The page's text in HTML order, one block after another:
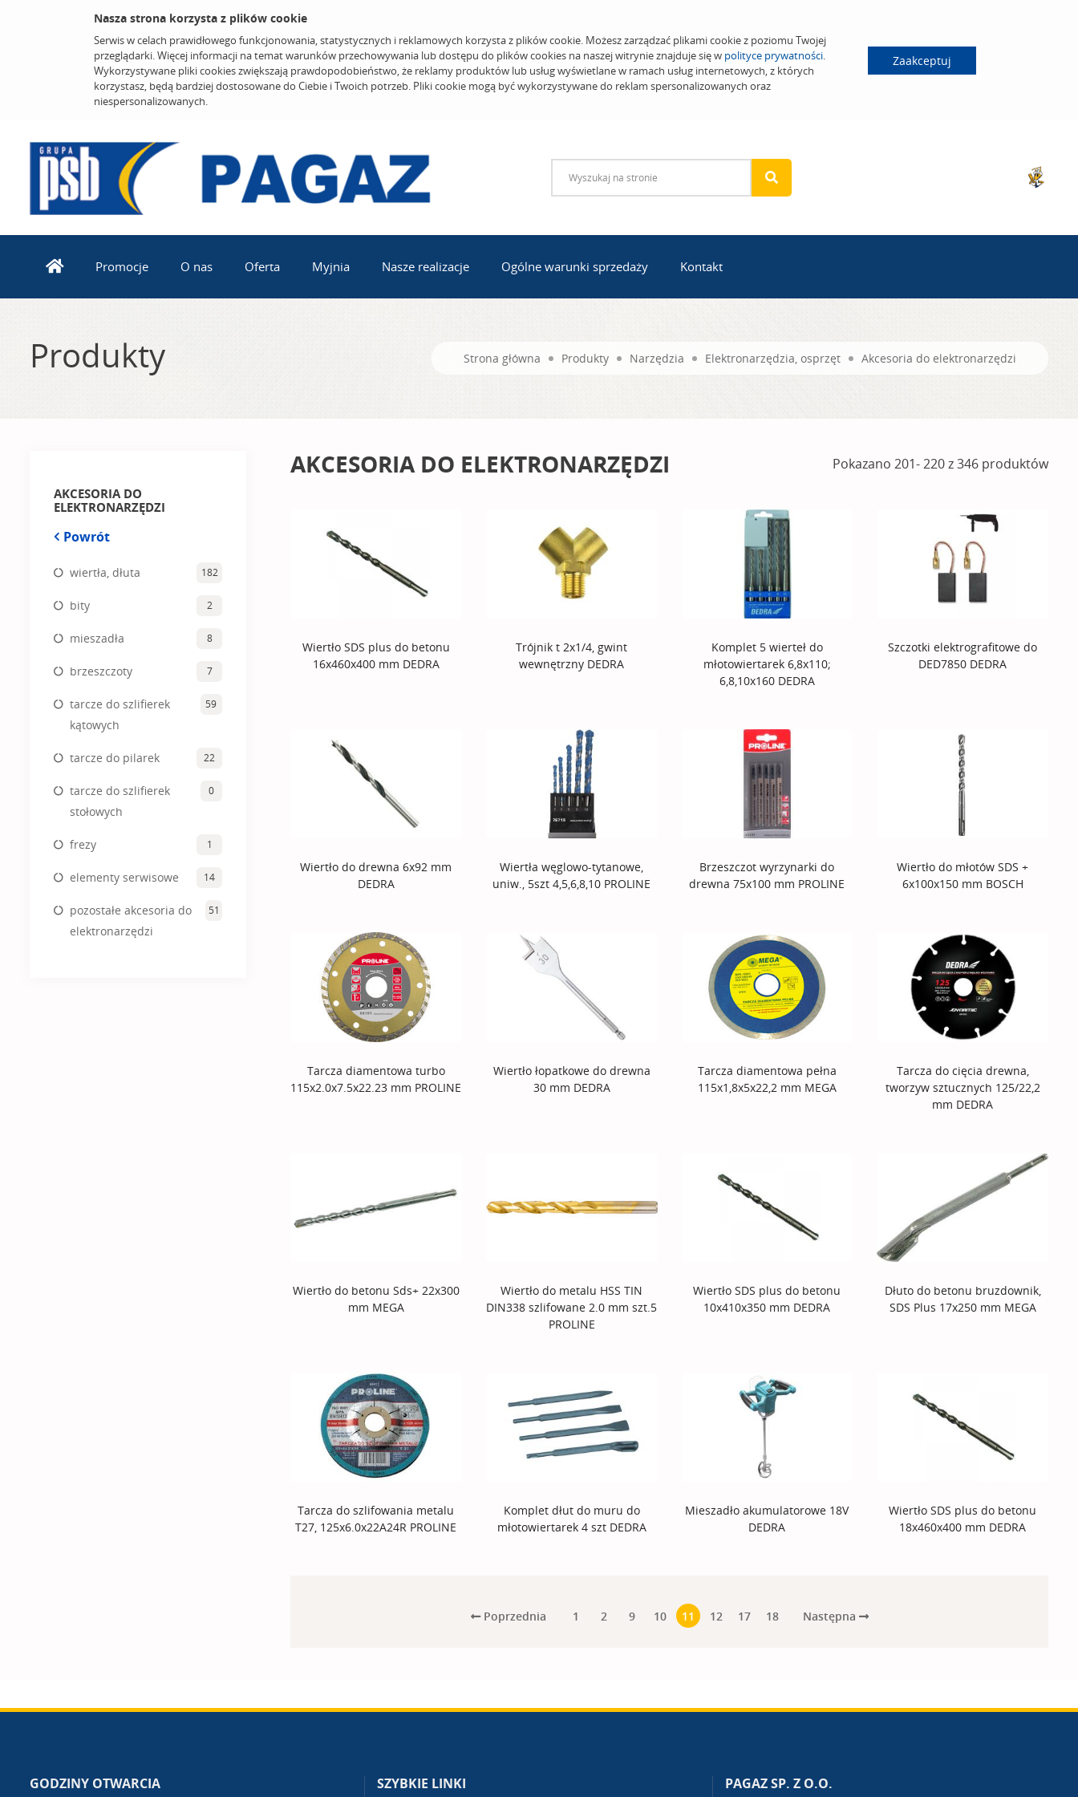
Nasza strona korzysta z plików cookie
Serwis w celach prawidłowego funkcjonowania, statystycznych i reklamowych korzysta z plików cookie. Możesz zarządzać plikami cookie z poziomu Twojej
przeglądarki. Więcej informacji na temat warunków przechowywania lub dostępu do plików cookies na naszej witrynie znajduje się w polityce prywatności.
Wykorzystywane pliki cookies zwiększają prawdopodobieństwo, że reklamy produktów lub usług wyświetlane w ramach usług internetowych, z których
korzystasz, będą bardziej dostosowane do Ciebie i Twoich potrzeb. Pliki cookie mogą być wykorzystywane do reklam spersonalizowanych oraz
niespersonalizowanych.
Zaakceptuj
Promocje O nas Oferta Myjnia Nasze realizacje Ogólne warunki sprzedaży Kontakt
Produkty Strona główna Produkty Narzędzia Elektronarzędzia, osprzęt Akcesoria do elektronarzędzi
AKCESORIA DO
ELEKTRONARZĘDZI
Powrót
wiertła, dłuta 182
bity 2
mieszadła 8
brzeszczoty 7
tarcze do szlifierek
kątowych
59
tarcze do pilarek 22
tarcze do szlifierek
stołowych
0
frezy 1
elementy serwisowe 14
pozostałe akcesoria do
elektronarzędzi
51
AKCESORIA DO ELEKTRONARZĘDZI Pokazano 201- 220 z 346 produktów
Wiertło SDS plus do betonu
16x460x400 mm DEDRA
Trójnik t 2x1/4, gwint
wewnętrzny DEDRA
Komplet 5 wierteł do
młotowiertarek 6,8x110;
6,8,10x160 DEDRA
Szczotki elektrografitowe do
DED7850 DEDRA
Wiertło do drewna 6x92 mm
DEDRA
Wiertła węglowo-tytanowe,
uniw., 5szt 4,5,6,8,10 PROLINE
Brzeszczot wyrzynarki do
drewna 75x100 mm PROLINE
Wiertło do młotów SDS +
6x100x150 mm BOSCH
Tarcza diamentowa turbo
115x2.0x7.5x22.23 mm PROLINE
Wiertło łopatkowe do drewna
30 mm DEDRA
Tarcza diamentowa pełna
115x1,8x5x22,2 mm MEGA
Tarcza do cięcia drewna,
tworzyw sztucznych 125/22,2
mm DEDRA
Wiertło do betonu Sds+ 22x300
mm MEGA
Wiertło do metalu HSS TIN
DIN338 szlifowane 2.0 mm szt.5
PROLINE
Wiertło SDS plus do betonu
10x410x350 mm DEDRA
Dłuto do betonu bruzdownik,
SDS Plus 17x250 mm MEGA
Tarcza do szlifowania metalu
T27, 125x6.0x22A24R PROLINE
Komplet dłut do muru do
młotowiertarek 4 szt DEDRA
Mieszadło akumulatorowe 18V
DEDRA
Wiertło SDS plus do betonu
18x460x400 mm DEDRA
Poprzednia 1 2 9 10 11 12 17 18 Następna
GODZINY OTWARCIA SZYBKIE LINKI PAGAZ SP. Z O.O.